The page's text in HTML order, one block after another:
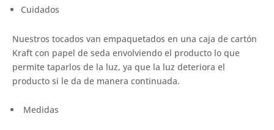
Cuidados
Nuestros tocados van empaquetados en una caja de cartón
Kraft con papel de seda envolviendo el producto lo que
permite taparlos de la luz, ya que la luz deteriora el
producto si le da de manera continuada.
Medidas